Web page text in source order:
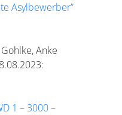
Asylbewerber”
Anke
1 – 3000 –